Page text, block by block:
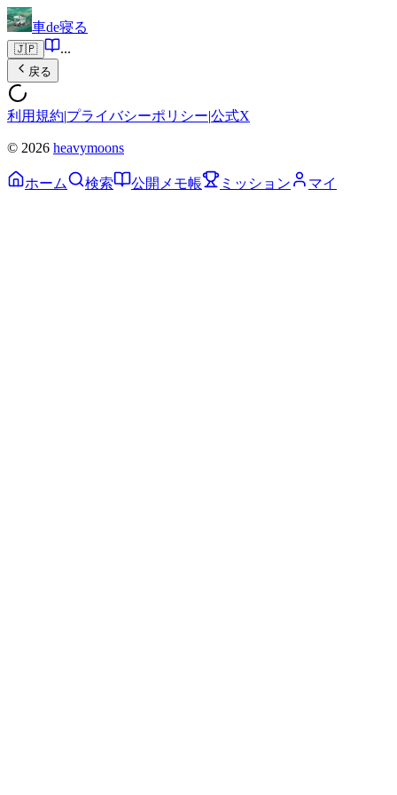
車de寝る
🇯🇵 ...
戻る
利用規約|プライバシーポリシー|公式X
© 2026 heavymoons
ホーム 検索 公開メモ帳 ミッション マイ